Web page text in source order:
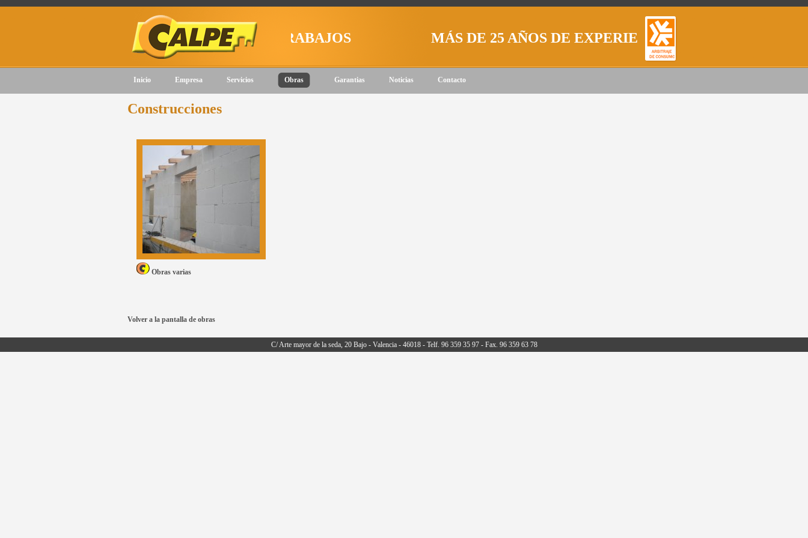
GARANTIZAMOS NUESTROS TRABAJOS MÁS DE 25 AÑOS DE EXPERIENCIA
Inicio Empresa Servicios Obras Garantias Noticias Contacto
Construcciones
Obras varias
Volver a la pantalla de obras
C/ Arte mayor de la seda, 20 Bajo - Valencia - 46018 - Telf. 96 359 35 97 - Fax. 96 359 63 78